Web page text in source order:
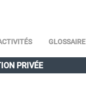
GLOSSAIRE
PRIVÉE